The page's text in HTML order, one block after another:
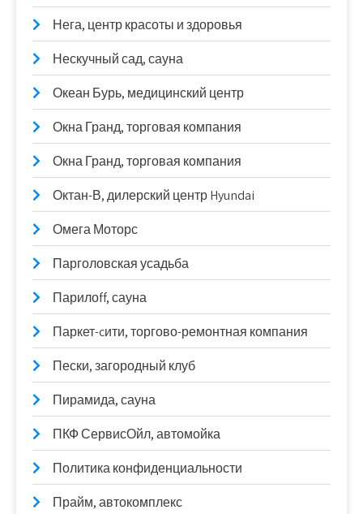
Нега, центр красоты и здоровья
Нескучный сад, сауна
Океан Бурь, медицинский центр
Окна Гранд, торговая компания
Окна Гранд, торговая компания
Октан-В, дилерский центр Hyundai
Омега Моторс
Парголовская усадьба
Парилоff, сауна
Паркет-cити, торгово-ремонтная компания
Пески, загородный клуб
Пирамида, сауна
ПКФ СервисОйл, автомойка
Политика конфиденциальности
Прайм, автокомплекс